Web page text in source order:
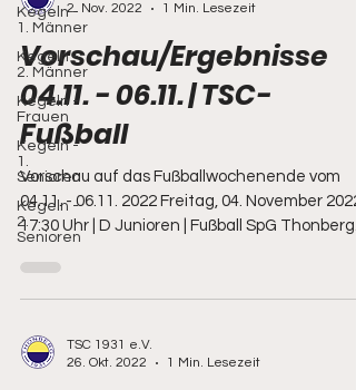
Kegeln -
1. Männer
Kegeln -
2. Männer
Kegeln -
Frauen
Kegeln -
1.
Senioren
Kegeln -
2.
Senioren
2. Nov. 2022
1 Min. Lesezeit
Vorschau/Ergebnisse
04.11. - 06.11. | TSC-
Fußball
Vorschau auf das Fußballwochenende vom
04.11. - 06.11. 2022 Freitag, 04. November 2022
17:30 Uhr | D Junioren | Fußball SpG Thonberg...
TSC 1931 e.V.
26. Okt. 2022
1 Min. Lesezeit